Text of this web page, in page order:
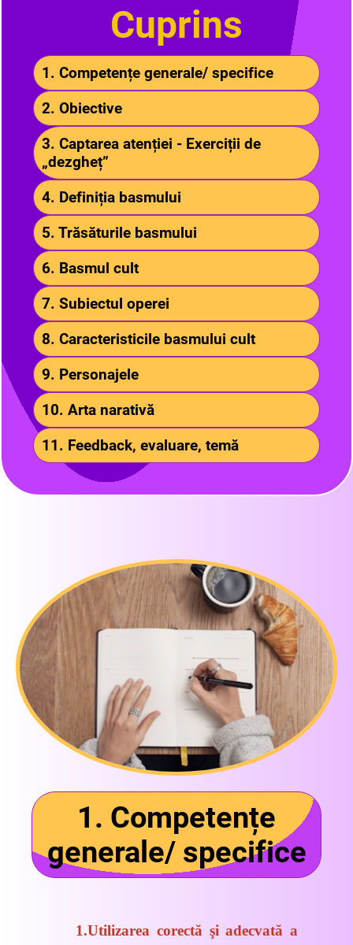
Cuprins
1. Competențe generale/ specifice
2. Obiective
3. Captarea atenției - Exerciții de
„dezgheț”
4. Definiția basmului
5. Trăsăturile basmului
6. Basmul cult
7. Subiectul operei
8. Caracteristicile basmului cult
9. Personajele
10. Arta narativă
11. Feedback, evaluare, temă
1. Competențe
generale/ specifice
1.Utilizarea corectă şi adecvată a